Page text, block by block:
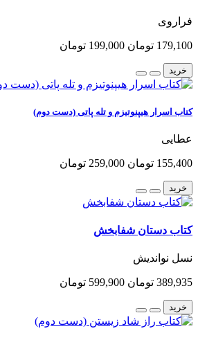
فراروی
179,100 تومان 199,000 تومان
خرید
کتاب اسرار هیپنوتیزم و تله پاتی (دست دوم)
عطایی
155,400 تومان 259,000 تومان
خرید
کتاب دستان شفابخش
نسل نواندیش
389,935 تومان 599,900 تومان
خرید